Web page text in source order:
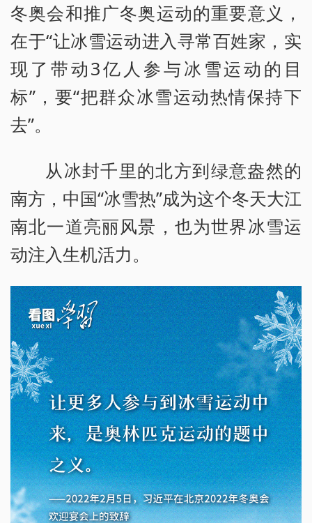
冬奥会和推广冬奥运动的重要意义，
在于“让冰雪运动进入寻常百姓家，实
现了带动3亿人参与冰雪运动的目
标”，要“把群众冰雪运动热情保持下
去”。
从冰封千里的北方到绿意盎然的
南方，中国“冰雪热”成为这个冬天大江
南北一道亮丽风景，也为世界冰雪运
动注入生机活力。